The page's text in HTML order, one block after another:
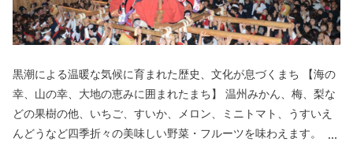
黒潮による温暖な気候に育まれた歴史、文化が息づくまち 【海の
幸、山の幸、大地の恵みに囲まれたまち】 温州みかん、梅、梨な
どの果樹の他、いちご、すいか、メロン、ミニトマト、うすいえ
んどうなど四季折々の美味しい野菜・フルーツを味わえます。 ま